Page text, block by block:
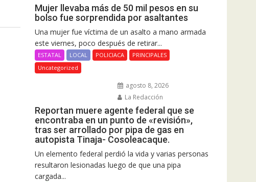
Mujer llevaba más de 50 mil pesos en su
bolso fue sorprendida por asaltantes
Una mujer fue víctima de un asalto a mano armada
este viernes, poco después de retirar...
ESTATAL LOCAL POLICIACA
PRINCIPALES
Uncategorized
agosto 8, 2026
La Redacción
Reportan muere agente federal que se
encontraba en un punto de «revisión»,
tras ser arrollado por pipa de gas en
autopista Tinaja- Cosoleacaque.
Un elemento federal perdió la vida y varias personas
resultaron lesionadas luego de que una pipa
cargada...